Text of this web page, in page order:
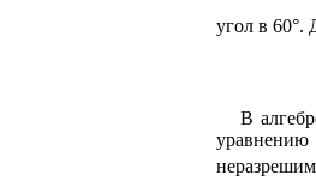
угол в 60°.
В